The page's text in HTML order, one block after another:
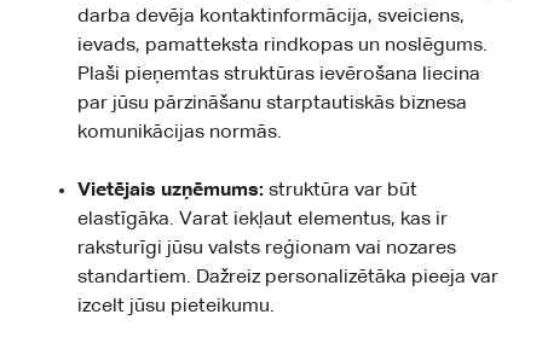
darba devēja kontaktinformācija, sveiciens,
ievads, pamatteksta rindkopas un noslēgums.
Plaši pieņemtas struktūras ievērošana liecina
par jūsu pārzināšanu starptautiskās biznesa
komunikācijas normās.
Vietējais uzņēmums: struktūra var būt
elastīgāka. Varat iekļaut elementus, kas ir
raksturīgi jūsu valsts reģionam vai nozares
standartiem. Dažreiz personalizētāka pieeja var
izcelt jūsu pieteikumu.